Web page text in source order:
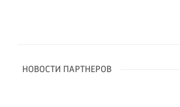
НОВОСТИ ПАРТНЕРОВ